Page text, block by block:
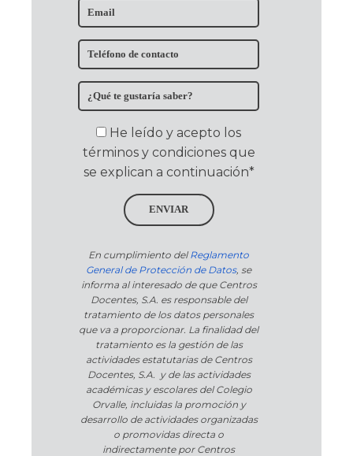
He leído y acepto los
términos y condiciones que
se explican a continuación*
ENVIAR
En cumplimiento delReglamento
General de Protección de Datos, se
informa al interesado de que Centros
Docentes, S.A. es responsable del
tratamiento de los datos personales
que va a proporcionar. La finalidad del
tratamiento es la gestión de las
actividades estatutarias de Centros
Docentes, S.A. y de las actividades
académicas y escolares del Colegio
Orvalle, incluidas la promoción y
desarrollo de actividades organizadas
o promovidas directa o
indirectamente por Centros